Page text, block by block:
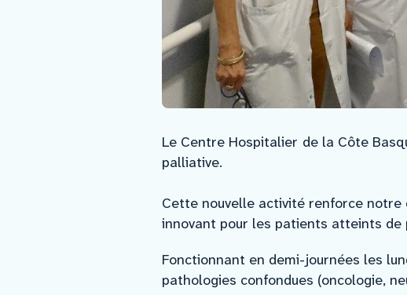
Le Centre Hospitalier de la Côte
palliative.
Cette nouvelle activité renforce
innovant pour les patients atteints de
Fonctionnant en demi-journées les
pathologies confondues (oncologie,